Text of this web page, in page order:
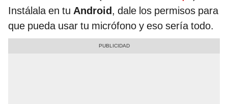
Instálala en tu Android, dale los permisos para
que pueda usar tu micrófono y eso sería todo.